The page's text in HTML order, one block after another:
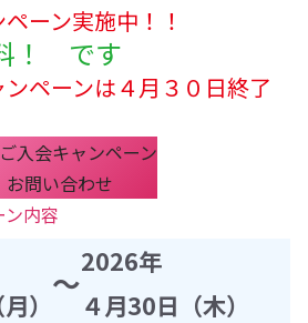
ーン実施中！！
！ です
ンペーンは４月３０日終了
入会キャンペーン
お問い合わせ
内容
）
～
2026年
４月30日（木）